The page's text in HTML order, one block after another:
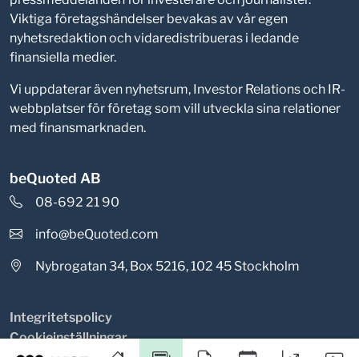
Viktiga företagshändelser bevakas av vår egen
nyhetsredaktion och vidaredistribueras i ledande
finansiella medier.
Vi uppdaterar även nyhetsrum, Investor Relations och IR-
webbplatser för företag som vill utveckla sina relationer
med finansmarknaden.
beQuoted AB
08-692 21 90
info@beQuoted.com
Nybrogatan 34, Box 5216, 102 45 Stockholm
Integritetspolicy
Cookieinställningar